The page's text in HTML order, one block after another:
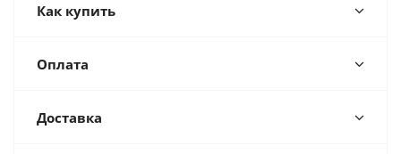
Как купить
Оплата
Доставка